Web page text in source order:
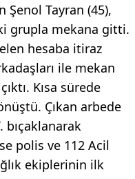
Şenol Tayran (45),
grupla mekana gitti.
hesaba itiraz
ile mekan
Kısa sürede
Çıkan arbede
bıçaklanarak
polis ve 112 Acil
ekiplerinin ilk